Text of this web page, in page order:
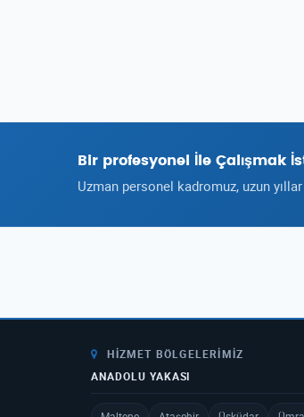
Bir profesyonel İle Çalışmak
Uzman personel kadromuz, uzun
HIZMET BÖLGELERIMIZ
ANADOLU YAKASI